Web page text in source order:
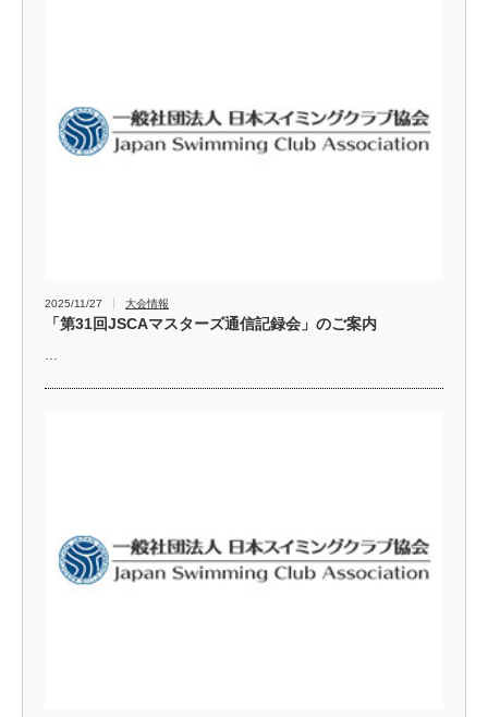
2025/11/27 大会情報
「第31回JSCAマスターズ通信記録会」のご案内